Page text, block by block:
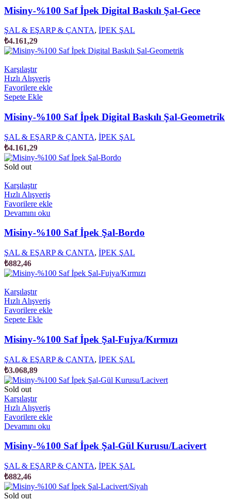
Misiny-%100 Saf İpek Digital Baskılı Şal-Gece
ŞAL & EŞARP & ÇANTA, İPEK ŞAL
₺4.161,29
Karşılaştır
Hızlı Alışveriş
Favorilere ekle
Sepete Ekle
Misiny-%100 Saf İpek Digital Baskılı Şal-Geometrik
ŞAL & EŞARP & ÇANTA, İPEK ŞAL
₺4.161,29
Sold out
Karşılaştır
Hızlı Alışveriş
Favorilere ekle
Devamını oku
Misiny-%100 Saf İpek Şal-Bordo
ŞAL & EŞARP & ÇANTA, İPEK ŞAL
₺882,46
Karşılaştır
Hızlı Alışveriş
Favorilere ekle
Sepete Ekle
Misiny-%100 Saf İpek Şal-Fujya/Kırmızı
ŞAL & EŞARP & ÇANTA, İPEK ŞAL
₺3.068,89
Sold out
Karşılaştır
Hızlı Alışveriş
Favorilere ekle
Devamını oku
Misiny-%100 Saf İpek Şal-Gül Kurusu/Lacivert
ŞAL & EŞARP & ÇANTA, İPEK ŞAL
₺882,46
Sold out